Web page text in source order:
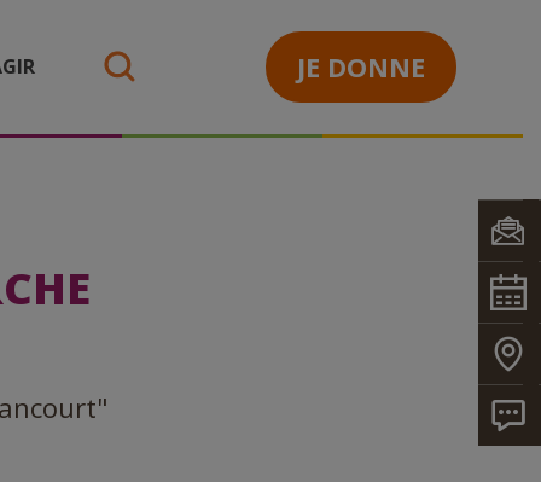
JE DONNE